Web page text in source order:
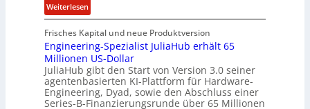
e
l
d
z
a
h
l
e
Weiterlesen:
R
y
a
n
C
o
u
Frisches Kapital und neue Produktversion
Engineering-Spezialist JuliaHub erhält 65
Millionen US-Dollar
JuliaHub gibt den Start von Version 3.0 seiner
agentenbasierten KI-Plattform für Hardware-
Engineering, Dyad, sowie den Abschluss einer
Series-B-Finanzierungsrunde über 65 Millionen